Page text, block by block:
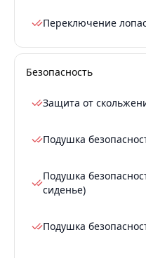
Переключение
Безопасность
Защита от
Подушка
Подушка
сиденье)
Подушка